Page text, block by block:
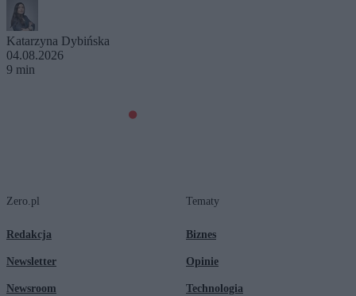
Katarzyna Dybińska
04.08.2026
9 min
Zero.pl
Redakcja
Newsletter
Newsroom
Tematy
Biznes
Opinie
Technologia